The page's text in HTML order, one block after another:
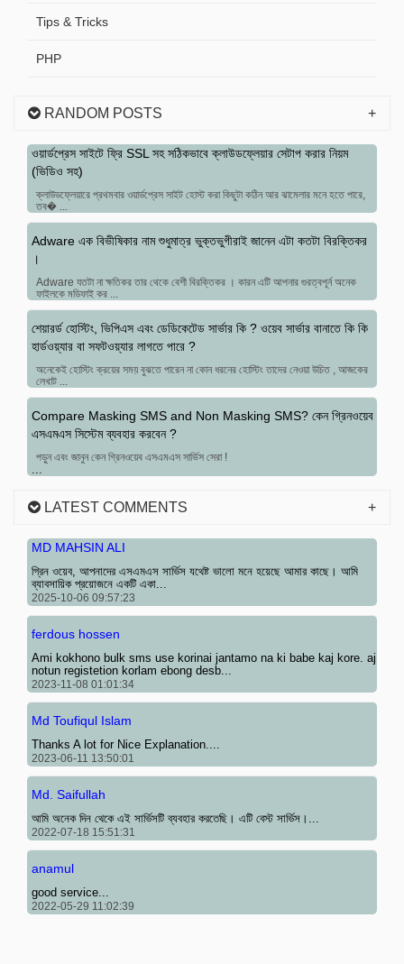
Tips & Tricks
PHP
RANDOM POSTS
ওয়ার্ডপ্রেস সাইটে ফ্রি SSL সহ সঠিকভাবে ক্লাউডফ্লেয়ার সেটাপ করার নিয়ম
(ভিডিও সহ)
ক্লাউডফ্লেয়ারে প্রথমবার ওয়ার্ডপ্রেস সাইট হোস্ট করা কিছুটা কঠিন আর ঝামেলার মনে হতে পারে,
তব� ...
Adware এক বিভীষিকার নাম শুধুমাত্র ভুক্তভুগীরাই জানেন এটা কতটা বিরক্তিকর
।
Adware যতটা না ক্ষতিকর তার থেকে বেশী বিরক্তিকর । কারন এটি আপনার গুরত্বপূর্ন অনেক
ফাইলকে মডিফাই কর ...
শেয়ারর্ড হোস্টিং, ভিপিএস এবং ডেডিকেটেড সার্ভার কি ? ওয়েব সার্ভার বানাতে কি কি
হার্ডওয়্যার বা সফটওয়্যার লাগতে পারে ?
অনেকেই হোস্টিং ক্রয়ের সময় বুঝতে পারেন না কোন ধরনের হোস্টিং তাদের নেওয়া উচিত , আজকের
লেখাট ...
Compare Masking SMS and Non Masking SMS? কেন গ্রিনওয়েব
এসএমএস সিস্টেম ব্যবহার করবেন ?
পড়ুন এবং জানুন কেন গ্রিনওয়েব এসএমএস সার্ভিস সেরা !
...
LATEST COMMENTS
MD MAHSIN ALI
গ্রিন ওয়েব, আপনাদের এসএমএস সার্ভিস যথেষ্ট ভালো মনে হয়েছে আমার কাছে। আমি
ব্যাবসায়িক প্রয়োজনে একটি একা...
2025-10-06 09:57:23
ferdous hossen
Ami kokhono bulk sms use korinai jantamo na ki babe kaj kore. aj
notun registetion korlam ebong desb...
2023-11-08 01:01:34
Md Toufiqul Islam
Thanks A lot for Nice Explanation....
2023-06-11 13:50:01
Md. Saifullah
আমি অনেক দিন থেকে এই সার্ভিসটি ব্যবহার করতেছি। এটি বেস্ট সার্ভিস।...
2022-07-18 15:51:31
anamul
good service...
2022-05-29 11:02:39